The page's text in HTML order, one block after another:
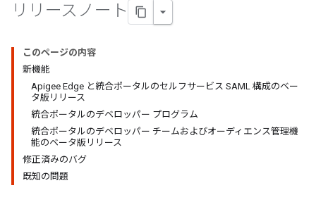
リリースノート
このページの内容
新機能
Apigee Edge と統合ポータルのセルフサービス SAML 構成のベー
タ版リリース
統合ポータルのデベロッパー プログラム
統合ポータルのデベロッパー チームおよびオーディエンス管理機
能のベータ版リリース
修正済みのバグ
既知の問題